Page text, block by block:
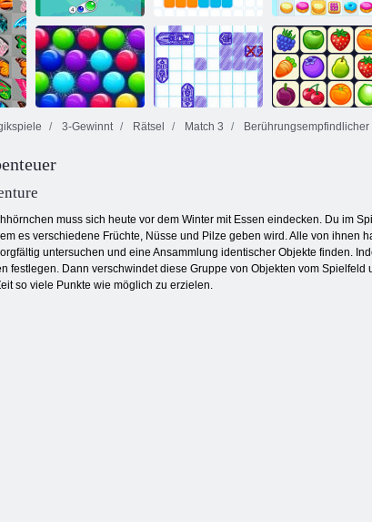
Bubble Charms 11x11 Cookie Crush 2
Smarty Bubbles
3-Gewinnt Rätsel Match 3
muss sich heute vor dem Winter mit Essen eindecken. Du im
es verschiedene Früchte, Nüsse und Pilze geben wird. Alle von
untersuchen und eine Ansammlung identischer Objekte finden.
festlegen. Dann verschwindet diese Gruppe von Objekten vom
so viele Punkte wie möglich zu erzielen.